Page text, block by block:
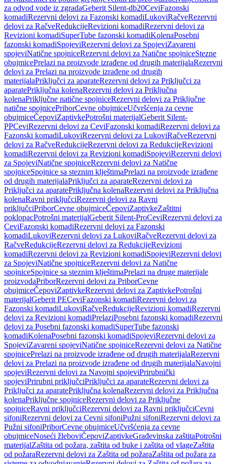
za odvod vode iz zgradaGeberit Silent-db20CeviFazonski
komadiRezervni delovi za Fazonski komadiLukoviRačveRezervni
delovi za RačveRedukcijeRevizioni komadiRezervni delovi za
Revizioni komadiSuperTube fazonski komadiKolenaPosebni
fazonski komadiSpojeviRezervni delovi za SpojeviZavareni
spojeviNatične spojniceRezervni delovi za Natične spojniceStezne
obujmicePrelazi na proizvode izrađene od drugih materijalaRezervni
delovi za Prelazi na proizvode izrađene od drugih
materijalaPriključci za aparateRezervni delovi za Priključci za
aparatePriključna kolenaRezervni delovi za Priključna
kolenaPriključne natične spojniceRezervni delovi za Priključne
natične spojnicePriborCevne obujmiceUčvršćenja za cevne
obujmiceČepoviZaptivkePotrošni materijalGeberit Silent-
PPCeviRezervni delovi za CeviFazonski komadiRezervni delovi za
Fazonski komadiLukoviRezervni delovi za LukoviRačveRezervni
delovi za RačveRedukcijeRezervni delovi za RedukcijeRevizioni
komadiRezervni delovi za Revizioni komadiSpojeviRezervni delovi
za SpojeviNatične spojniceRezervni delovi za Natične
spojniceSpojnice sa steznim klještimaPrelazi na proizvode izrađene
od drugih materijalaPriključci za aparateRezervni delovi za
Priključci za aparatePriključna kolenaRezervni delovi za Priključna
kolenaRavni priključciRezervni delovi za Ravni
priključciPriborCevne obujmiceČepoviZaptivkeZaštitni
poklopacPotrošni materijalGeberit Silent-ProCeviRezervni delovi za
CeviFazonski komadiRezervni delovi za Fazonski
komadiLukoviRezervni delovi za LukoviRačveRezervni delovi za
RačveRedukcijeRezervni delovi za RedukcijeRevizioni
komadiRezervni delovi za Revizioni komadiSpojeviRezervni delovi
za SpojeviNatične spojniceRezervni delovi za Natične
spojniceSpojnice sa steznim klještimaPrelazi na druge materijale
proizvodaPriborRezervni delovi za PriborCevne
obujmiceČepoviZaptivkeRezervni delovi za ZaptivkePotrošni
materijalGeberit PECeviFazonski komadiRezervni delovi za
Fazonski komadiLukoviRačveRedukcijeRevizioni komadiRezervni
delovi za Revizioni komadiPrelaziPosebni fazonski komadiRezervni
delovi za Posebni fazonski komadiSuperTube fazonski
komadiKolenaPosebni fazonski komadiSpojeviRezervni delovi za
SpojeviZavareni spojeviNatične spojniceRezervni delovi za Natične
spojnicePrelazi na proizvode izrađene od drugih materijalaRezervni
delovi za Prelazi na proizvode izrađene od drugih materijalaNavojni
spojeviRezervni delovi za Navojni spojeviPrirubnički
spojeviPrirubni priključciPriključci za aparateRezervni delovi za
Priključci za aparatePriključna kolenaRezervni delovi za Priključna
kolenaPriključne spojniceRezervni delovi za Priključne
spojniceRavni priključciRezervni delovi za Ravni priključciCevni
sifoniRezervni delovi za Cevni sifoniPužni sifoniRezervni delovi za
Pužni sifoniPriborCevne obujmiceUčvršćenja za cevne
obujmiceNoseći žleboviČepoviZaptivkeGrađevinska zaštitaPotrošni
materijalZaštita od požara, zaštita od buke i zaštita od vlageZaštita
od požaraRezervni delovi za Zaštita od požaraZaštita od požara za